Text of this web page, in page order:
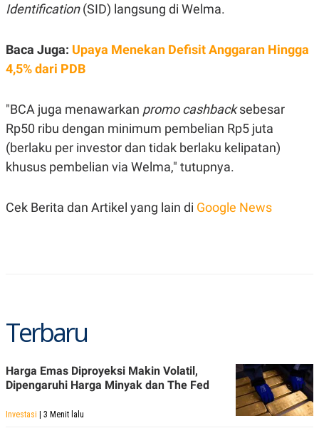
P
T
D
A
I
E
S
O
T
A
I
S
U
N
A
D
E
R
E
A
S
I
Identification(SID) langsung di Welma.
Baca Juga: Upaya Menekan Defisit Anggaran Hingga
4,5% dari PDB
"BCA juga menawarkan promo cashbacksebesar
Rp50 ribu dengan minimum pembelian Rp5 juta
(berlaku per investor dan tidak berlaku kelipatan)
khusus pembelian via Welma," tutupnya.
Cek Berita dan Artikel yang lain di Google News
Terbaru
Harga Emas Diproyeksi Makin Volatil,
Dipengaruhi Harga Minyak dan The Fed
Investasi | 3 Menit lalu